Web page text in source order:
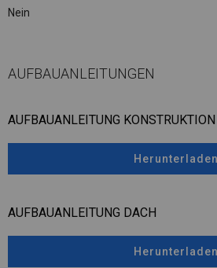
Nein
AUFBAUANLEITUNGEN
AUFBAUANLEITUNG KONSTRUKTION
Herunterladen
AUFBAUANLEITUNG DACH
Herunterladen